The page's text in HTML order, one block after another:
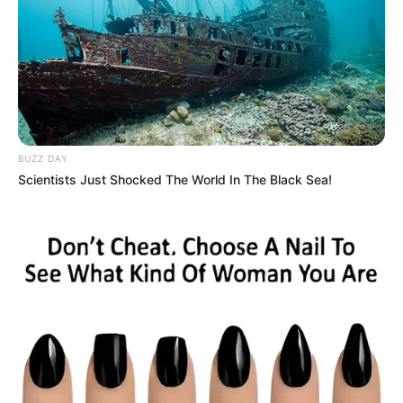
Tenemos todas las noticias que le
interesan. Para estar bien informado, por
favor, active las notificaciones de Alerta.
ACTIVAR AHORA
EMERGENCIAS POR LLUVIAS
METRO DE MEDELLÍN
ELECCIONES PRESIDENCIALES
BUZZ DAY
Scientists Just Shocked The World In The Black Sea!